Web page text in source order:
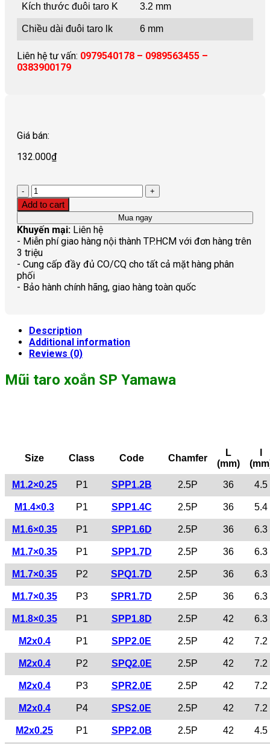
Kích thước đuôi taro K 3.2 mm
Chiều dài đuôi taro lk 6 mm
Liên hệ tư vấn: 0979540178 – 0989563455 –
0383900179
Giá bán:
132.000₫
Quantity
Add to cart
Mua ngay
Khuyến mại: Liên hệ
- Miễn phí giao hàng nội thành TP.HCM với đơn hàng trên
3 triệu
- Cung cấp đầy đủ CO/CQ cho tất cả mặt hàng phân
phối
- Bảo hành chính hãng, giao hàng toàn quốc
Description
Additional information
Reviews (0)
Mũi taro xoắn SP Yamawa
Size Class Code Chamfer
L
(mm)
M1.2×0.25 P1 SPP1.2B 2.5P 36 4.5
M1.4×0.3 P1 SPP1.4C 2.5P 36 5.4
M1.6×0.35 P1 SPP1.6D 2.5P 36 6.3
M1.7×0.35 P1 SPP1.7D 2.5P 36 6.3
M1.7×0.35 P2 SPQ1.7D 2.5P 36 6.3
M1.7×0.35 P3 SPR1.7D 2.5P 36 6.3
M1.8×0.35 P1 SPP1.8D 2.5P 42 6.3
M2x0.4 P1 SPP2.0E 2.5P 42 7.2
M2x0.4 P2 SPQ2.0E 2.5P 42 7.2
M2x0.4 P3 SPR2.0E 2.5P 42 7.2
M2x0.4 P4 SPS2.0E 2.5P 42 7.2
M2x0.25 P1 SPP2.0B 2.5P 42 4.5